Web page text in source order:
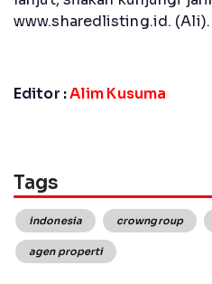
www.sharedlisting.id. (Ali).
Editor :Alim Kusuma
Tags
indonesia crowngroup
agen properti